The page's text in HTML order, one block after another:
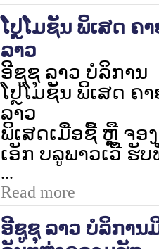
ໂປຼໂມຊັນ ພິເສດ ຄ
ລາວ
ອີຊູຊຸ ລາວ ບໍລິການ
ໂປຼໂມຊັນ ພິເສດ ຄ
ລາວ
ພິເສດເມື່ອຊື້ ຫຼື ຈອ
ເອັກ ບລູພາວເວີ ຮັ
...
Read more
ອີຊູຊຸ ລາວ ບໍລິການ